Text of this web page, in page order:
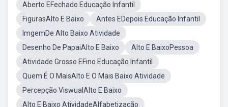
Aberto EFechado Educação Infantil
FigurasAlto E Baixo
Antes EDepois Educação Infantil
ImgemDe Alto Baixo Atividade
Desenho De PapaiAlto E Baixo
Alto E BaixoPessoa
Atividade Grosso EFino Educação Infantil
Quem É O MaisAlto E O Mais Baixo Atividade
Percepção ViswualAlto E Baixo
Alto E Baixo AtividadeAlfabetização